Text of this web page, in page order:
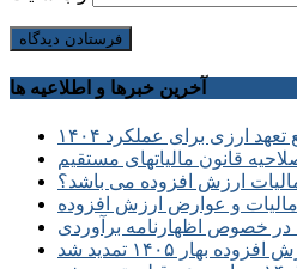
آخرین خبرها و اطلاعیه ها
ارزی برای عملکرد ۱۴۰۴
قانون مالیاتهای مستقیم
ارزش افزوده می باشد؟
و عوارض ارزش افزوده
در خصوص اظهارنامه برآوردی
۱۴۰۵ تمدید شد